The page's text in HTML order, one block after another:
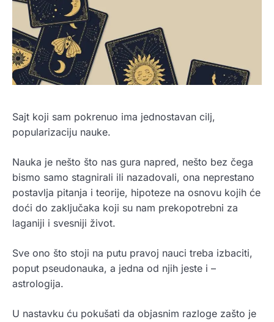
Sajt koji sam pokrenuo ima jednostavan cilj,
popularizaciju nauke.
Nauka je nešto što nas gura napred, nešto bez čega
bismo samo stagnirali ili nazadovali, ona neprestano
postavlja pitanja i teorije, hipoteze na osnovu kojih će
doći do zaključaka koji su nam prekopotrebni za
laganiji i svesniji život.
Sve ono što stoji na putu pravoj nauci treba izbaciti,
poput pseudonauka, a jedna od njih jeste i –
astrologija.
U nastavku ću pokušati da objasnim razloge zašto je